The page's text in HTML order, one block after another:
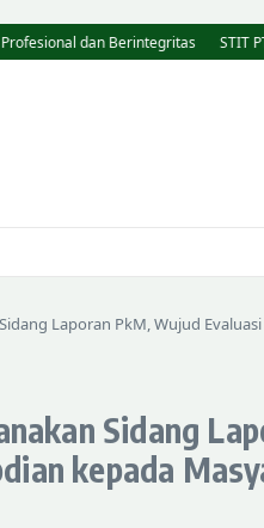
dan Berintegritas STIT
Laporan PkM, Wujud
Sidang
kepada